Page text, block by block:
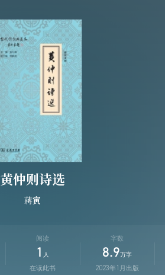
黄仲则诗选
蔣寅
阅读
1 人
在读此书
字数
8.9 万字
2023年1月出版